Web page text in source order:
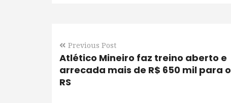
Previous Post
Atlético Mineiro faz treino aberto e
arrecada mais de R$ 650 mil para o
RS